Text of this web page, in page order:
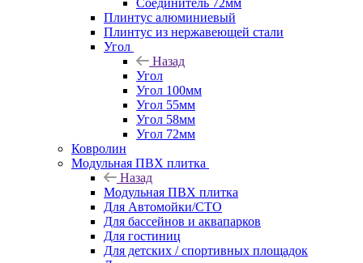
Плинтус алюминиевый
Плинтус из нержавеющей стали
Угол
Назад
Угол
Угол 100мм
Угол 55мм
Угол 58мм
Угол 72мм
Ковролин
Модульная ПВХ плитка
Назад
Модульная ПВХ плитка
Для Автомойки/СТО
Для бассейнов и аквапарков
Для гостиниц
Для детских / спортивных площадок